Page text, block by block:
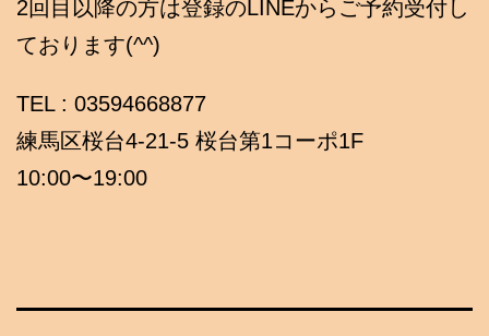
2回目以降の方は登録のLINEからご予約受付し
ております(^^)
TEL : 03594668877
練馬区桜台4-21-5 桜台第1コーポ1F
10:00〜19:00